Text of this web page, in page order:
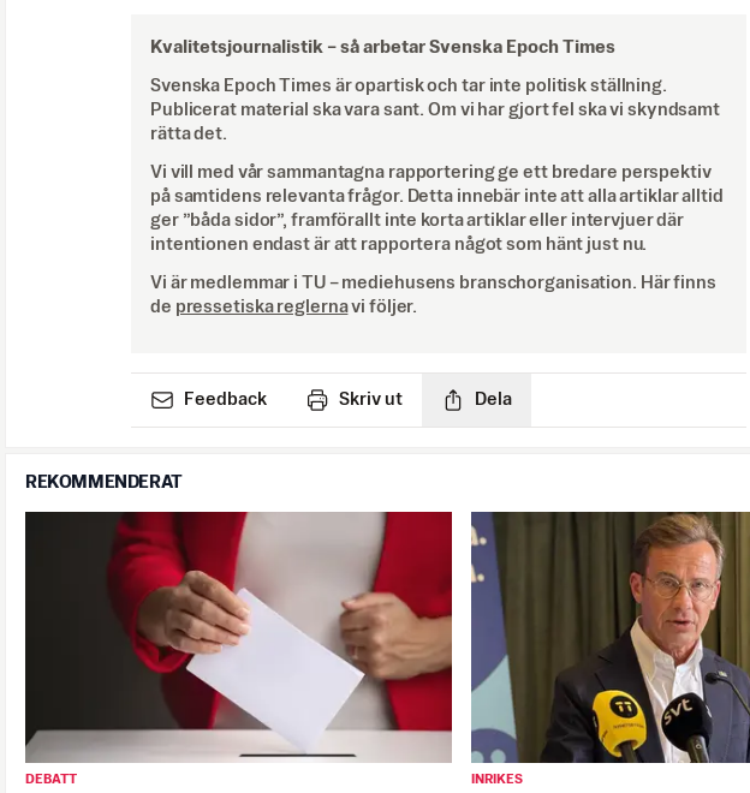
Kvalitetsjournalistik – så arbetar Svenska Epoch Times
Svenska Epoch Times är opartisk och tar inte politisk ställning.
Publicerat material ska vara sant. Om vi har gjort fel ska vi skyndsamt
rätta det.
Vi vill med vår sammantagna rapportering ge ett bredare perspektiv
på samtidens relevanta frågor. Detta innebär inte att alla artiklar alltid
ger ”båda sidor”, framförallt inte korta artiklar eller intervjuer där
intentionen endast är att rapportera något som hänt just nu.
Vi är medlemmar i TU – mediehusens branschorganisation. Här finns
de pressetiska reglernavi följer.
Feedback Skriv ut Dela
REKOMMENDERAT
DEBATT INRIKES